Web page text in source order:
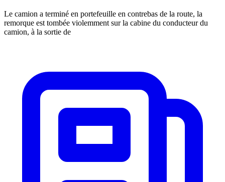
Le camion a terminé en portefeuille en contrebas de la route, la
remorque est tombée violemment sur la cabine du conducteur du
camion, à la sortie de